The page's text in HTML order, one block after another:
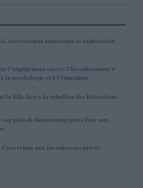
souveraineté numérique et exploration
l’engagement envers l’investissement à
la psychologie et à l’éducation
la Fifa face à la rébellion des fédérations
plan de financement privé face aux
aux investisseurs privés